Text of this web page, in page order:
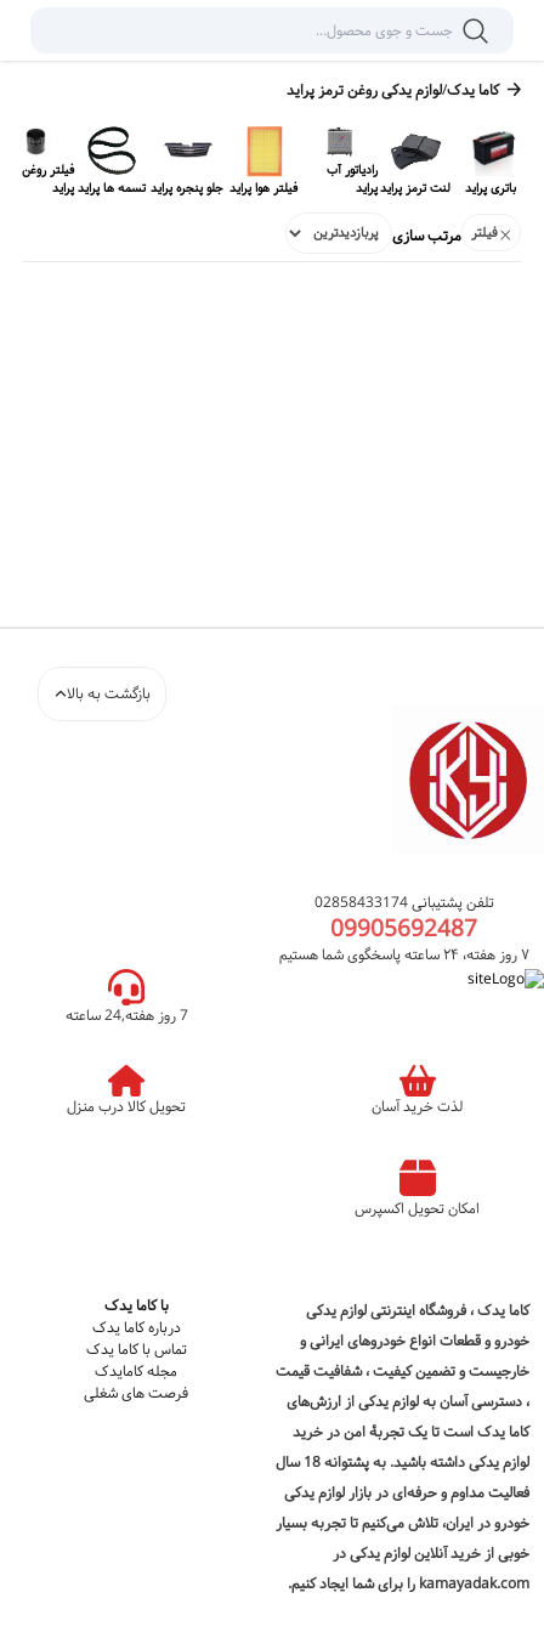
کاما یدک/لوازم یدکیروغن ترمز پراید
باتری پراید لنت ترمز پراید
رادیاتور آب
پراید
فیلتر هوا پراید جلو پنجره پراید تسمه ها پراید
فیلتر روغن
پراید
فیلتر مرتب سازی
تلفن پشتیبانی 02858433174
09905692487
۷ روز هفته، ۲۴ ساعته پاسخگوی شما هستیم
بازگشت به بالا
7 روز هفته,24 ساعته
لذت خرید آسان تحویل کالا درب منزل
امکان تحویل اکسپرس
کاما یدک، فروشگاه اینترنتی لوازم یدکی
خودرو و قطعات انواع خودروهای ایرانی و
خارجیست و تضمین کیفیت ، شفافیت قیمت
، دسترسی آسان به لوازم یدکی از ارزش‌های
کاما یدک است تا یک تجربۀ امن درخرید
لوازم یدکی
داشته باشید. به پشتوانه 18 سال
فعالیت مداوم و حرفه‌ای در بازار لوازم یدکی
خودرو در ایران، تلاش می‌کنیم تا تجربه بسیار
خوبی از خرید آنلاین لوازم یدکی در
kamayadak.com را برای شما ایجاد کنیم.
با کاما یدک
درباره کاما یدک
تماس با کاما یدک
مجله کامایدک
فرصت های شغلی